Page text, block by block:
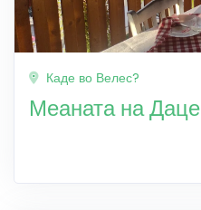
Каде во Велес?
Меаната на Даце